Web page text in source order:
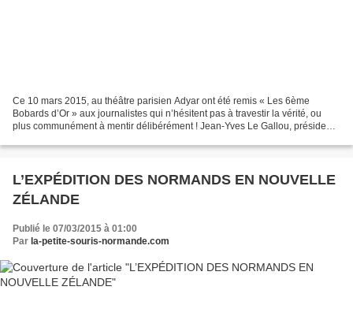
Ce 10 mars 2015, au théâtre parisien Adyar ont été remis « Les 6ème
Bobards d’Or » aux journalistes qui n’hésitent pas à travestir la vérité, ou
plus communément à mentir délibérément ! Jean-Yves Le Gallou, président
L’EXPÉDITION DES NORMANDS EN NOUVELLE
ZÉLANDE
Publié le 07/03/2015 à 01:00
Par la-petite-souris-normande.com